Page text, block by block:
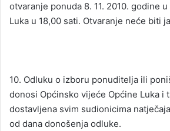
otvaranje ponuda 8. 11. 2010. godine
Luka u 18,00 sati. Otvaranje neće biti
10. Odluku o izboru ponuditelja ili
donosi Općinsko vijeće Općine Luka i
dostavljena svim sudionicima
od dana donošenja odluke.